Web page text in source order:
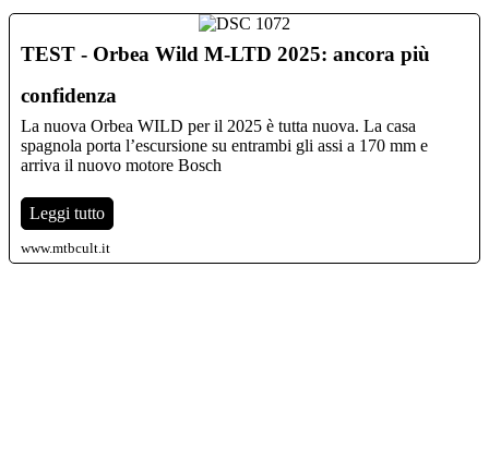
TEST - Orbea Wild M-LTD 2025: ancora più
confidenza
La nuova Orbea WILD per il 2025 è tutta nuova. La casa
spagnola porta l’escursione su entrambi gli assi a 170 mm e
arriva il nuovo motore Bosch
Leggi tutto
www.mtbcult.it